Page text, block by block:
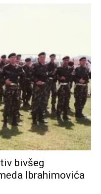
bivšeg
Ibrahimovića